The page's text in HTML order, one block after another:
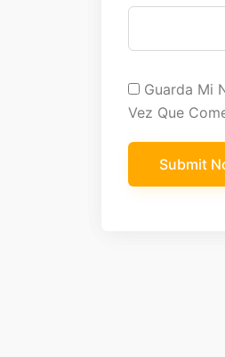
Guarda Mi
Vez Que